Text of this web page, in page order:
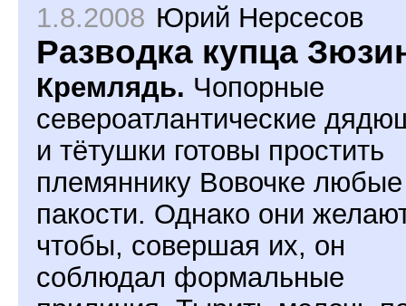
1.8.2008 Юрий Нерсесов
Разводка купца
Кремлядь. Чопорные
североатлантические
и тётушки готовы простить
племяннику Вовочке любые
пакости. Однако они
чтобы, совершая их, он
соблюдал формальные